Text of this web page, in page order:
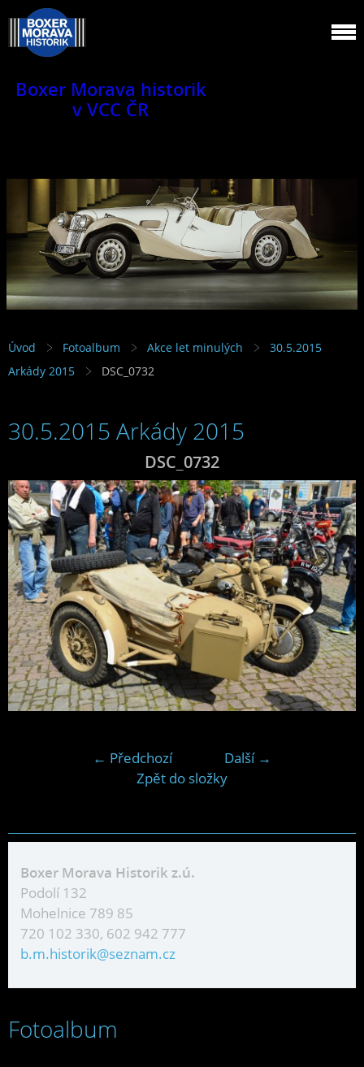
Boxer Morava historik
v VCC ČR
Jsme klub veteránů.
Úvod Fotoalbum Akce let minulých
30.5.2015
Arkády 2015
DSC_0732
30.5.2015 Arkády 2015
DSC_0732
← Předchozí
Další →
Zpět do složky
Boxer Morava Historik z.ú.
Podolí 132
Mohelnice 789 85
720 102 330, 602 942 777
b.m.historik@seznam.cz
Fotoalbum